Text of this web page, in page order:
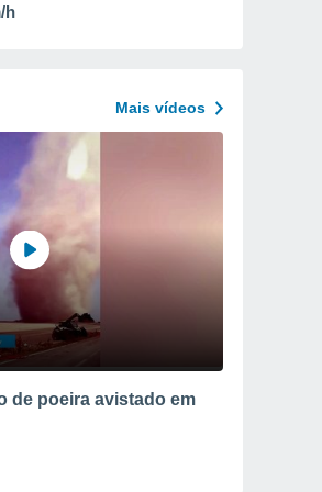
h
Mais vídeos
de poeira avistado em